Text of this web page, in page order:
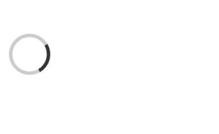
Loading...